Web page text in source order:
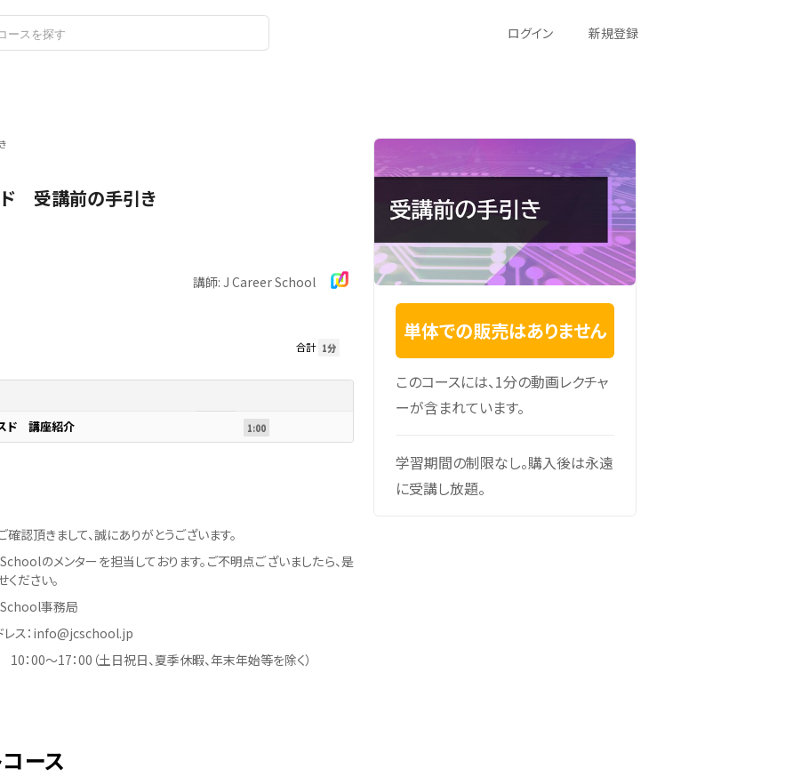
ログイン
ログイン
新規登録
受講前の手引き
講師: J Career School
合計 1分
ド 講座紹介 1:00
認頂きまして、誠にありがとうございます。
のメンターを担当しております。ご不明点ございましたら、是
ださい。
事務局
レス：info@jcschool.jp
：00〜17：00（土日祝日、夏季休暇、年末年始等を除く）
単体での販売はありません
このコースには、1分の動画レクチャ
ーが含まれています。
学習期間の制限なし。購入後は永遠
に受講し放題。
ース